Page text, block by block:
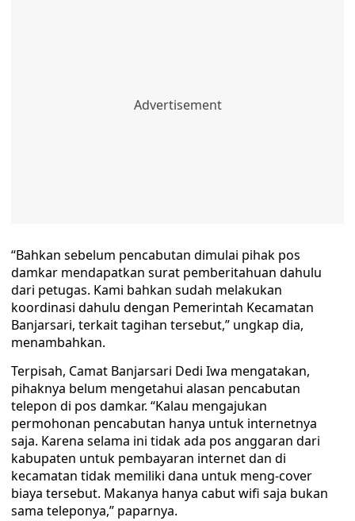
“Bahkan sebelum pencabutan dimulai pihak pos
damkar mendapatkan surat pemberitahuan dahulu
dari petugas. Kami bahkan sudah melakukan
koordinasi dahulu dengan Pemerintah Kecamatan
Banjarsari, terkait tagihan tersebut,” ungkap dia,
menambahkan.
Terpisah, Camat Banjarsari Dedi Iwa mengatakan,
pihaknya belum mengetahui alasan pencabutan
telepon di pos damkar. “Kalau mengajukan
permohonan pencabutan hanya untuk internetnya
saja. Karena selama ini tidak ada pos anggaran dari
kabupaten untuk pembayaran internet dan di
kecamatan tidak memiliki dana untuk meng-cover
biaya tersebut. Makanya hanya cabut wifi saja bukan
sama teleponya,” paparnya.